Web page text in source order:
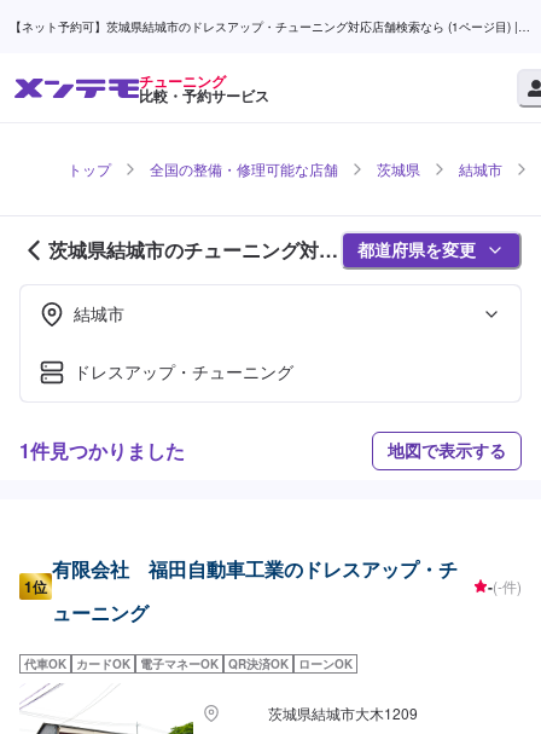
【ネット予約可】茨城県結城市のドレスアップ・チューニング対応店舗検索なら (1ページ目) |
チューニング
比較・予約サービス
トップ 全国の整備・修理可能な店舗 茨城県 結城市
茨城県結城市のチューニング対応
店舗紹介 (1ページ目)
都道府県を変更
結城市
ドレスアップ・チューニング
1件見つかりました 地図で表示する
1位
有限会社 福田自動車工業のドレスアップ・チ
ューニング
-(-件)
代車OK カードOK 電子マネーOK QR決済OK ローンOK
茨城県結城市大木1209